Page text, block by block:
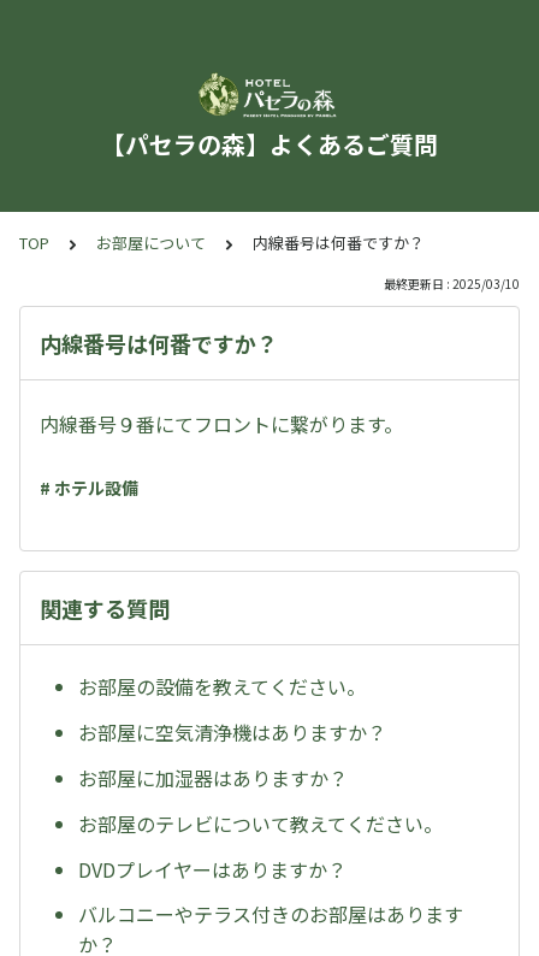
【パセラの森】よくあるご質問
TOP お部屋について 内線番号は何番ですか？
最終更新日 : 2025/03/10
内線番号は何番ですか？
内線番号９番にてフロントに繋がります。
# ホテル設備
関連する質問
お部屋の設備を教えてください。
お部屋に空気清浄機はありますか？
お部屋に加湿器はありますか？
お部屋のテレビについて教えてください。
DVDプレイヤーはありますか？
バルコニーやテラス付きのお部屋はあります
か？